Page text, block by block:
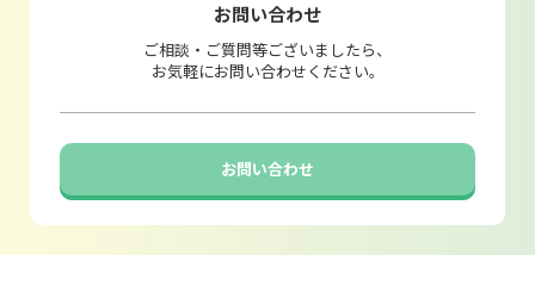
お問い合わせ
ご相談・ご質問等ございましたら、
お気軽にお問い合わせください。
お問い合わせ